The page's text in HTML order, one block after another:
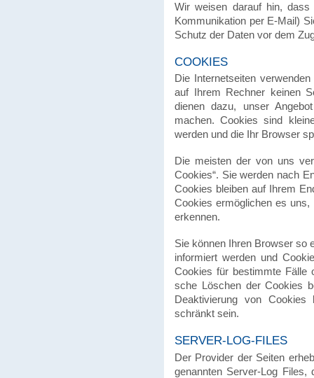
Wir weisen darauf hin,
Kommu­ni­ka­tion per E-Mail)
Schutz der Daten vor dem
COOKIES
Die Inter­netsei­ten
auf Ihrem Rechner keinen
dienen dazu, unser
machen. Cookies sind
werden und die Ihr Browser
Die meisten der von uns
Cookies“. Sie werden nach
Cookies bleiben auf Ihrem
Cookies ermög­li­chen es
er­ken­nen.
Sie können Ihren Browser so
infor­miert werden und
Cookies für bestimmte Fälle
sche Löschen der Cookies
Deak­ti­vie­rung von
schränkt sein.
SERVER-LOG-FILES
Der Provider der Seiten
genann­ten Server-Log